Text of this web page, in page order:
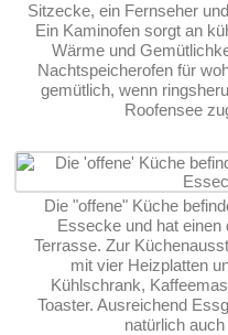
Sitzecke, ein Fernseher
Ein Kaminofen sorgt an
Wärme und
Nachtspeicherofen für
gemütlich, wenn
Roofensee
Die "offene" Küche
Essecke und hat einen
Terrasse. Zur
mit vier Heizplatten
Kühlschrank,
Toaster. Ausreichend
natürlich